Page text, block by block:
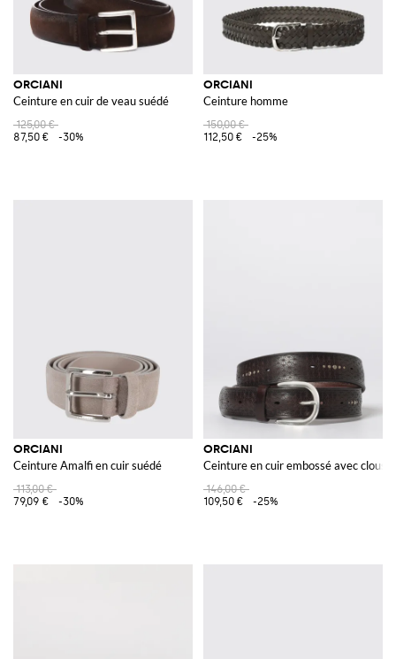
ORCIANI
Ceinture en cuir de veau suédé
125,00 €
87,50 €
-30%
ORCIANI
Ceinture homme
150,00 €
112,50 €
-25%
ORCIANI
Ceinture Amalfi en cuir suédé
113,00 €
79,09 €
-30%
ORCIANI
Ceinture en cuir embossé avec clous
146,00 €
109,50 €
-25%